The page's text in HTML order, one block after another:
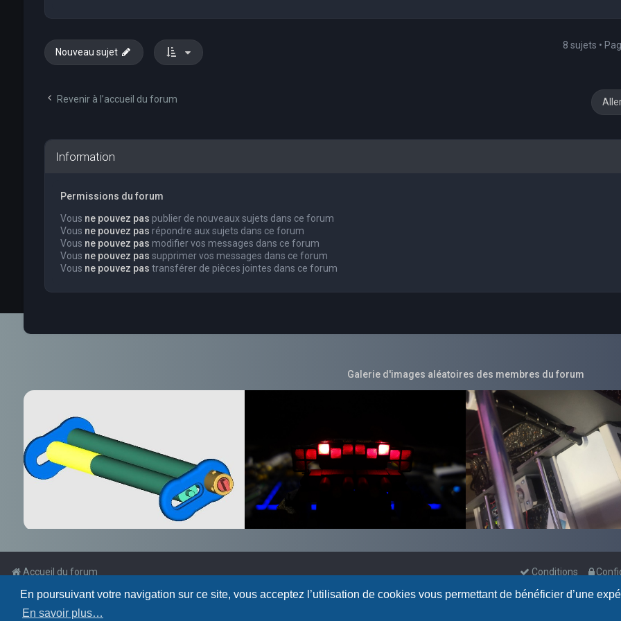
En poursuivant votre navigation sur ce site, vous acceptez l’utilisation de cookies vous permettant de bénéficier d’une
En savoir plus…
Nouveau sujet
8 sujets •
Revenir à l’accueil du forum
Information
Permissions du forum
Vous ne pouvez pas publier de nouveaux sujets dans ce forum
Vous ne pouvez pas répondre aux sujets dans ce forum
Vous ne pouvez pas modifier vos messages dans ce forum
Vous ne pouvez pas supprimer vos messages dans ce forum
Vous ne pouvez pas transférer de pièces jointes dans ce forum
Galerie d'images aléatoires des membres du forum
Accueil du forum Conditions
Powered by phpBB